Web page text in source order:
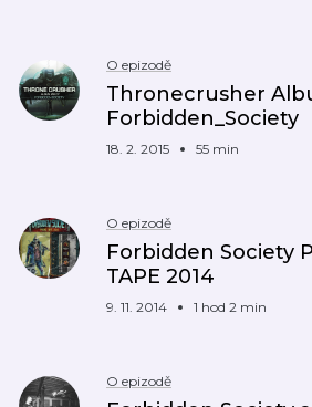
O epizodě
Thronecrusher
Forbidden_Society
18. 2. 2015 55 min
O epizodě
Forbidden Society
TAPE 2014
9. 11. 2014 1 hod 2 min
O epizodě